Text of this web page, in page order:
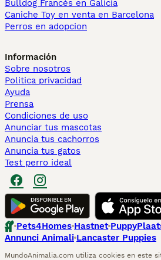
Bulldog Francés en Galicia
Caniche Toy en venta en Barcelona
Perros en adopcion
Información
Sobre nosotros
Politica privacidad
Ayuda
Prensa
Condiciones de uso
Anunciar tus mascotas
Anuncia tus cachorros
Anuncia tus gatos
Test perro ideal
Pets4Homes Hastnet
Annunci Animali Lancaster Puppies
MundoAnimalia.com utiliza cookies en este